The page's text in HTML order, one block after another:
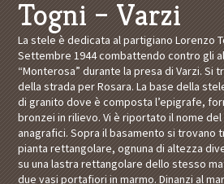
Togni – Varzi
La stele è dedicata al partigiano Lorenzo
Settembre 1944 combattendo contro gli
“Monterosa” durante la presa di Varzi. Si
della strada per Rosara. La base della
di granito dove è composta l’epigrafe,
bronzei in rilievo. Vi è riportato il nome
anagrafici. Sopra il basamento si trovano
pianta rettangolare, ognuna di altezza
su una lastra rettangolare dello stesso
due vasi portafiori in marmo. Dinanzi al